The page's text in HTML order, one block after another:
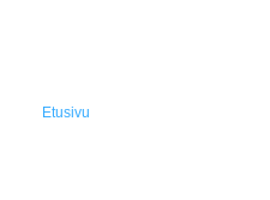
Etusivu